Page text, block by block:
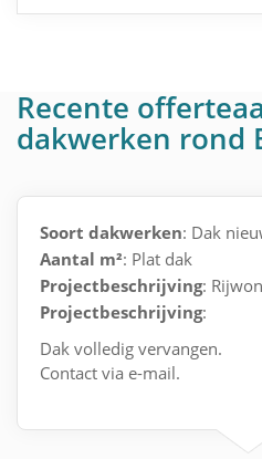
Recente
dakwerken rond
Soort dakwerken: Dak
Aantal m²: Plat dak
Projectbeschrijving:
Projectbeschrijving:
Dak volledig vervangen.
Contact via e-mail.